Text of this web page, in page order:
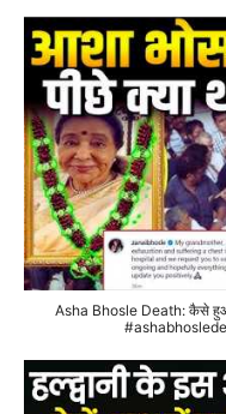
Asha Bhosle Death: कैसे हुआ